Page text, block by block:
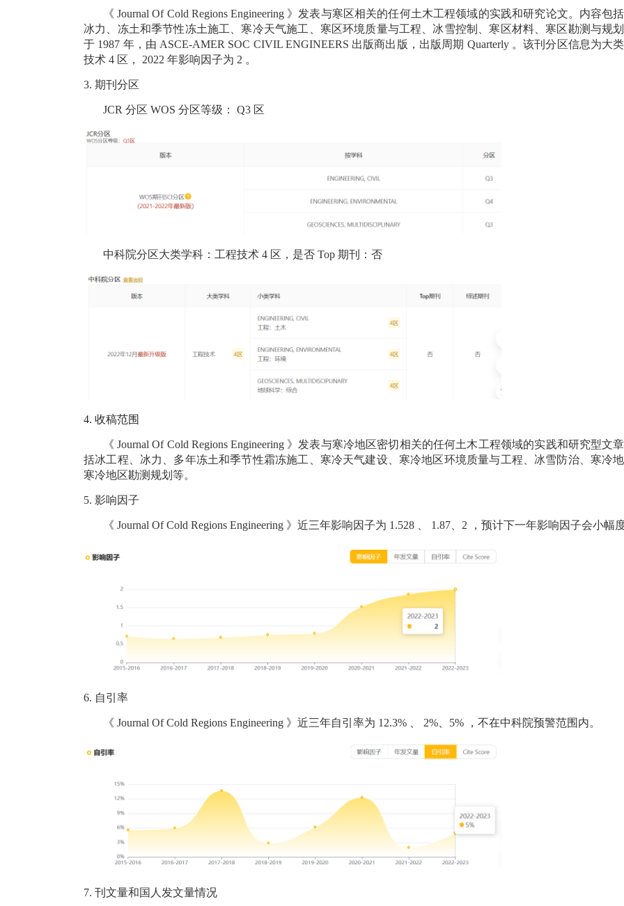
《 Journal Of Cold Regions Engineering 》发表与寒区相关的任何土木工程领域的实践和研究论文。内容包
冰力、冻土和季节性冻土施工、寒冷天气施工、寒区环境质量与工程、冰雪控制、寒区材料、寒区勘测与规
于 1987 年，由 ASCE-AMER SOC CIVIL ENGINEERS 出版商出版，出版周期 Quarterly 。该刊分区信息为大
技术 4 区， 2022 年影响因子为 2 。
3. 期刊分区
JCR 分区 WOS 分区等级： Q3 区
中科院分区大类学科：工程技术 4 区，是否 Top 期刊：否
4. 收稿范围
《 Journal Of Cold Regions Engineering 》发表与寒冷地区密切相关的任何土木工程领域的实践和研究型文
括冰工程、冰力、多年冻土和季节性霜冻施工、寒冷天气建设、寒冷地区环境质量与工程、冰雪防治、寒冷
寒冷地区勘测规划等。
5. 影响因子
《 Journal Of Cold Regions Engineering 》近三年影响因子为 1.528 1.87、2 ，预计下一年影响因子会小幅
6. 自引率
《 Journal Of Cold Regions Engineering 》近三年自引率为 12.3% 2%、5% ，不在中科院预警范围内。
7. 刊文量和国人发文量情况